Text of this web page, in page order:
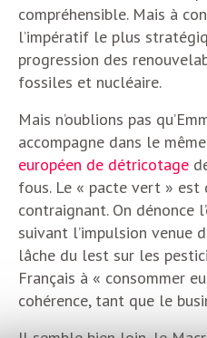
compréhensible. Mais à
l’impératif le plus
progression des
fossiles et nucléaire.
Mais n’oublions pas
accompagne dans le
européen de détricotage
fous. Le « pacte vert »
contraignant. On dénonce
suivant l’impulsion venue
lâche du lest sur les
Français à « consommer
cohérence, tant que le